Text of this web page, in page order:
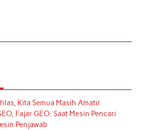
Kita Semua Masih Amatir
Fajar GEO: Saat Mesin Pencari
Penjawab